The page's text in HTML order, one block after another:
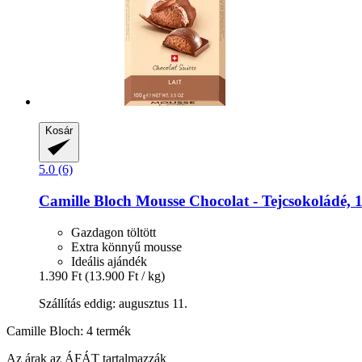
Kosár
5.0 (6)
Camille Bloch Mousse Chocolat -​ Tejcsokoládé,
Gazdagon töltött
Extra könnyű mousse
Ideális ajándék
1.390 Ft (13.900 Ft / kg)
Szállítás eddig: augusztus 11.
Camille Bloch: 4 termék
Az árak az ÁFÁT tartalmazzák